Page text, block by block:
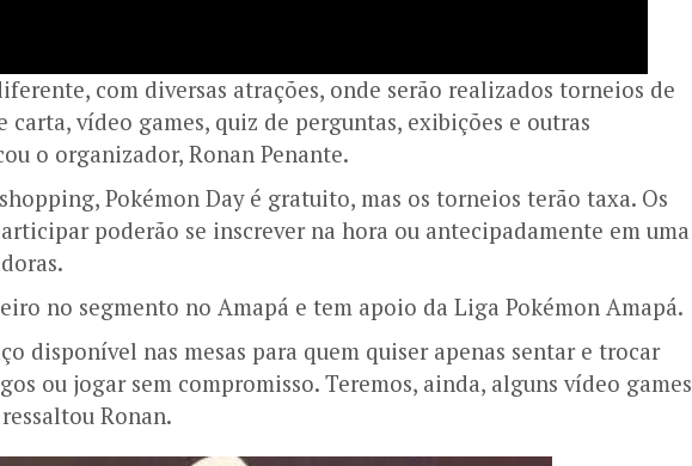
com diversas atrações, onde serão realizados torneios de
carta, vídeo games, quiz de perguntas, exibições e outras
o organizador, Ronan Penante.
Pokémon Day é gratuito, mas os torneios terão taxa. Os
poderão se inscrever na hora ou antecipadamente em uma
no segmento no Amapá e tem apoio da Liga Pokémon Amapá.
disponível nas mesas para quem quiser apenas sentar e trocar
ou jogar sem compromisso. Teremos, ainda, alguns vídeo games
Ronan.